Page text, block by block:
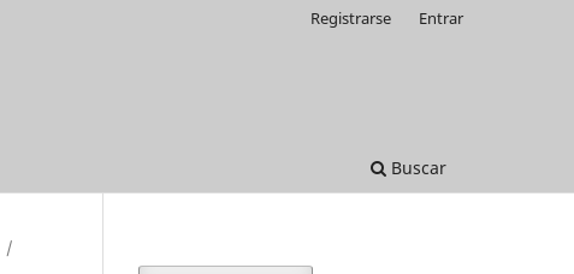
Buscar
Registrarse Entrar
/